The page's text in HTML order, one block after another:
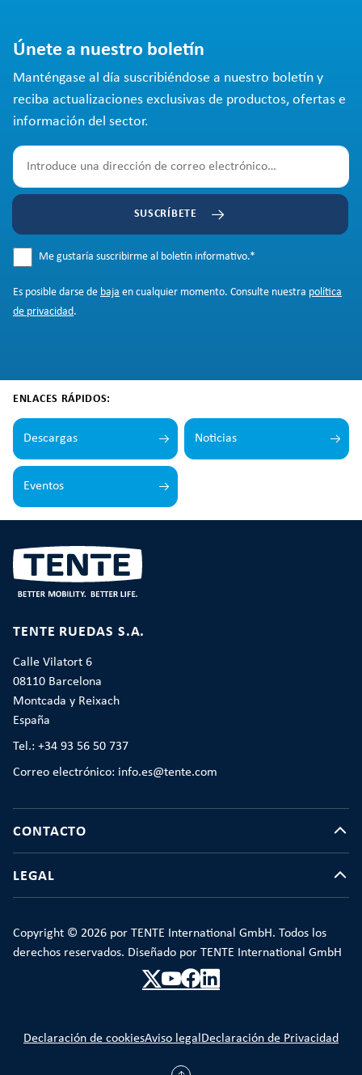
Únete a nuestro boletín
Manténgase al día suscribiéndose a nuestro boletín y
reciba actualizaciones exclusivas de productos, ofertas e
información del sector.
SUSCRÍBETE
Me gustaría suscribirme al boletín informativo.*
Es posible darse de baja en cualquier momento. Consulte nuestra política
de privacidad.
ENLACES RÁPIDOS:
Descargas Noticias
Eventos
TENTE RUEDAS S.A.
Calle Vilatort 6
08110 Barcelona
Montcada y Reixach
España
Tel.: +34 93 56 50 737
Correo electrónico: info.es@tente.com
CONTACTO
LEGAL
Copyright © 2026 por TENTE International GmbH. Todos los
derechos reservados. Diseñado por TENTE International GmbH
Declaración de cookiesAviso legalDeclaración de Privacidad